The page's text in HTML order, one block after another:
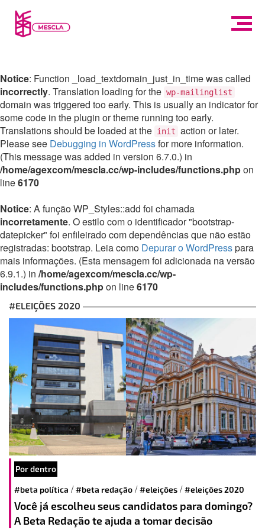
Notice: Function _load_textdomain_just_in_time was called
incorrectly. Translation loading for the wp-mailinglist
domain was triggered too early. This is usually an indicator for
some code in the plugin or theme running too early.
Translations should be loaded at the init action or later.
Please see Debugging in WordPressfor more information.
(This message was added in version 6.7.0.) in
/home/agexcom/mescla.cc/wp-includes/functions.phpon
line6170
Notice: A função WP_Styles::add foi chamada
incorretamente. O estilo com o identificador "bootstrap-
datepicker" foi enfileirado com dependências que não estão
registradas: bootstrap. Leia como Depurar o WordPresspara
mais informações. (Esta mensagem foi adicionada na versão
6.9.1.) in /home/agexcom/mescla.cc/wp-
includes/functions.phpon line6170
#ELEIÇÕES 2020
Por dentro
#beta política /#beta redação /#eleições /#eleições 2020
Você já escolheu seus candidatos para domingo?
A Beta Redação te ajuda a tomar decisão